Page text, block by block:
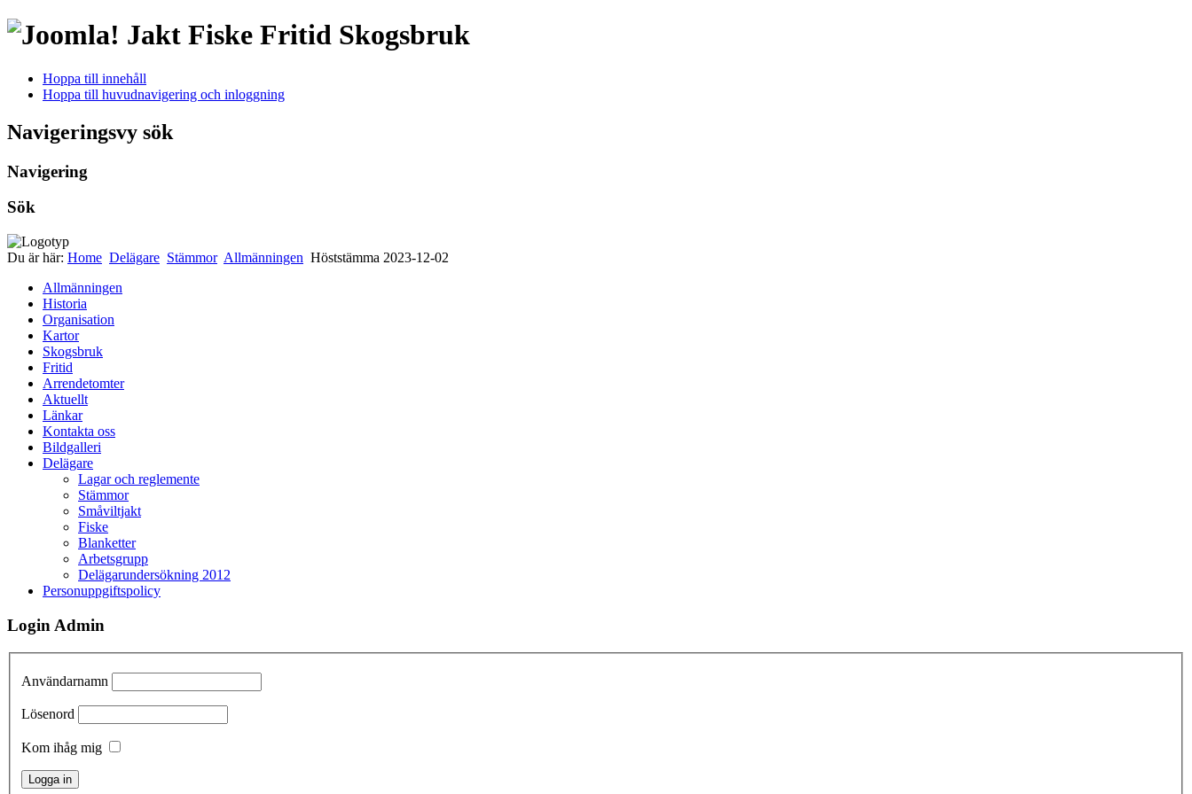
Jakt Fiske Fritid Skogsbruk
Hoppa till innehåll
Hoppa till huvudnavigering och inloggning
Navigeringsvy sök
Navigering
Sök
Du är här: Home Delägare Stämmor Allmänningen Höststämma 2023-12-02
Allmänningen
Historia
Organisation
Kartor
Skogsbruk
Fritid
Arrendetomter
Aktuellt
Länkar
Kontakta oss
Bildgalleri
Delägare
Lagar och reglemente
Stämmor
Småviltjakt
Fiske
Blanketter
Arbetsgrupp
Delägarundersökning 2012
Personuppgiftspolicy
Login Admin
Användarnamn
Lösenord
Kom ihåg mig